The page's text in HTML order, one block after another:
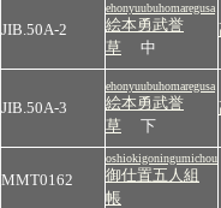
JIB.50A-2
ehonyuubuhomaregusa
絵本勇武誉
草
中
JIB.50A-3
ehonyuubuhomaregusa
絵本勇武誉
草
下
MMT0162
oshiokigoningumichou
御仕置五人組
帳